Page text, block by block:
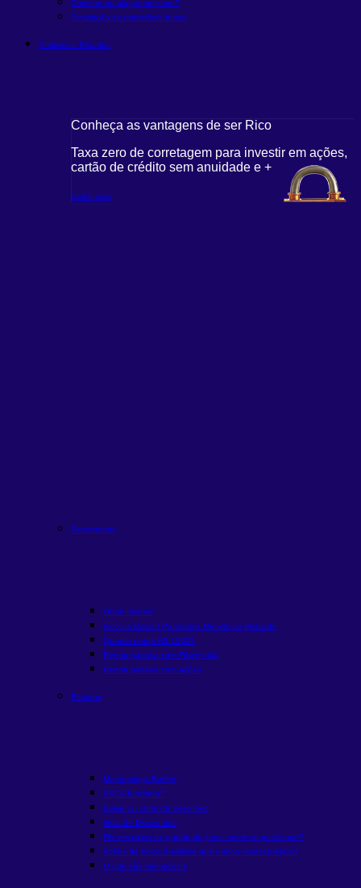
Comprar ou alugar um carro?
Simulação de patrimônio futuro
Análises e Estudos
Conheça as vantagens de ser Rico
Taxa zero de corretagem para investir em ações,
cartão de crédito sem anuidade e +
Saiba mais
Recorrentes
Onde Investir
Rico na Bolsa | Panorama Mensal do Mercado
Quanto rende R$ 1000?
Renda passiva com Fiisem alta
Renda passiva com ações
Estudos
Metodologia Buffett
ARCA funciona?
Bolsa vs. corte da Selicnovo
Guia de Dividendos
Fiis em ciclos de queda de juros: como se posicionar?
Ações da bolsa brasileira que nunca deram prejuízo
O que são memecoins